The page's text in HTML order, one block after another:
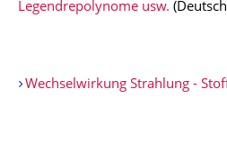
Legendrepolynome usw.
Wechselwirkung Strahlung -